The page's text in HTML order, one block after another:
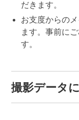
だきます。
お支度からの
ます。事前に
す。
撮影データ